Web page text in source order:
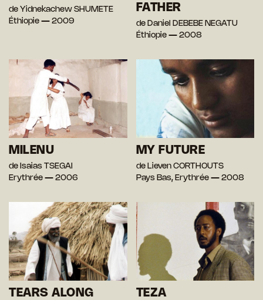
de Yidnekachew SHUMETE
Éthiopie — 2009
FATHER
de Daniel DEBEBE NEGATU
Éthiopie — 2008
MILENU
de Isaias TSEGAI
Erythrée — 2006
MY FUTURE
de Lieven CORTHOUTS
Pays Bas, Erythrée — 2008
TEARS ALONG
TEZA